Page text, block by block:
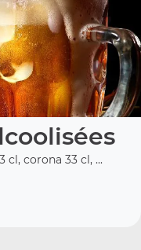
cl, corona 33 cl, ...